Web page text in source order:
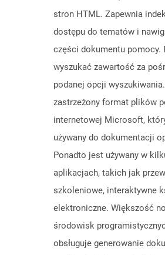
stron HTML. Zapewnia
dostępu do tematów i
części dokumentu pomocy.
wyszukać zawartość za
podanej opcji
zastrzeżony format plików
internetowej Microsoft,
używany do dokumentacji
Ponadto jest używany w
aplikacjach, takich jak
szkoleniowe, interaktywne
elektroniczne. Większość
środowisk
obsługuje generowanie